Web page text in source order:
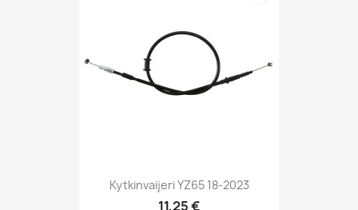
Kytkinvaijeri YZ65 18-2023
11,25 €